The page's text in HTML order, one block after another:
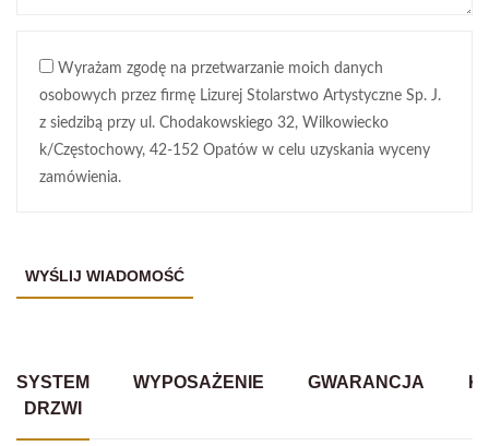
Wyrażam zgodę na przetwarzanie moich danych
osobowych przez firmę Lizurej Stolarstwo Artystyczne Sp. J.
z siedzibą przy ul. Chodakowskiego 32, Wilkowiecko
k/Częstochowy, 42-152 Opatów w celu uzyskania wyceny
zamówienia.
SYSTEM
DRZWI
WYPOSAŻENIE GWARANCJA